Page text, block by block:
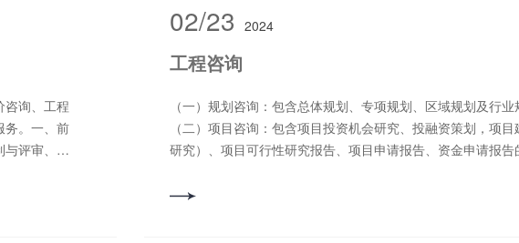
咨询、工程
务。一、前
与评审、环
性估、水
02/23 2024
工程咨询
（一）规划咨询：包含总体规划、专项规划、区域规划及行业
（二）项目咨询：包含项目投资机会研究、投融资策划，项
研究）、项目可行性研究报告、项目申请报告、资金申请报
性研究报告、项目申请报告、资金申请报告、PPP项目实施方